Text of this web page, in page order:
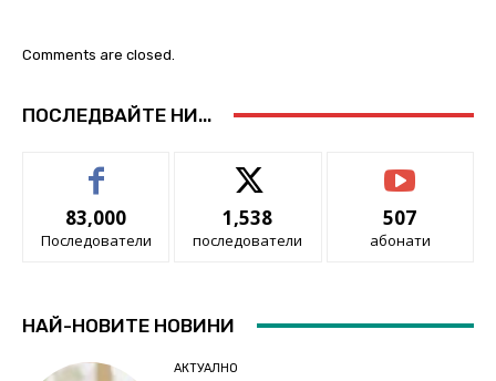
Comments are closed.
ПОСЛЕДВАЙТЕ НИ...
83,000
Последователи
1,538
последователи
507
абонати
НАЙ-НОВИТЕ НОВИНИ
АКТУАЛНО